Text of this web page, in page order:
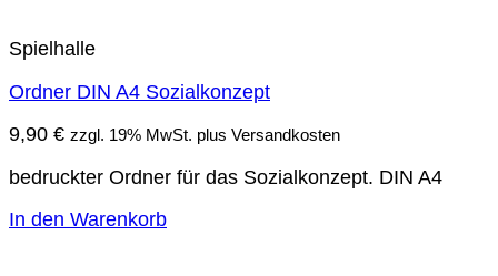
Spielhalle
Ordner DIN A4 Sozialkonzept
9,90 € zzgl. 19% MwSt. plus Versandkosten
bedruckter Ordner für das Sozialkonzept. DIN A4
In den Warenkorb